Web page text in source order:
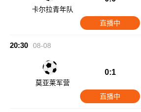
卡尔拉青年队
直播中
20:30 08-08
莫亚莱军营
0:1
直播中